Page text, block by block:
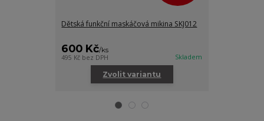
Dětská funkční maskáčová mikina SKJ012
600 Kč/ks
495 Kč bez DPH Skladem
Zvolit variantu